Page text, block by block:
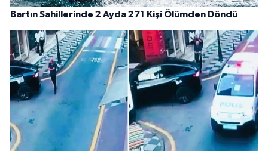
Bartın Sahillerinde 2 Ayda 271 Kişi Ölümden Döndü